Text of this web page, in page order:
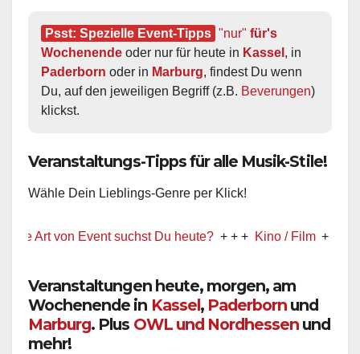
Psst: Spezielle Event-Tipps "nur" für's
Wochenende oder nur für heute in Kassel
Paderborn oder in Marburg, findest Du wenn
Du, auf den jeweiligen Begriff (z.B. Beverungen)
klickst.
Veranstaltungs-Tipps für alle Musik-Stile!
Wähle Dein Lieblings-Genre per Klick!
von Event suchst Du heute? + + + Kino / Film + + + Ww
Veranstaltungen heute, morgen, am
Wochenende in Kassel, Paderborn und
Marburg. Plus OWL und Nordhessen und
mehr!